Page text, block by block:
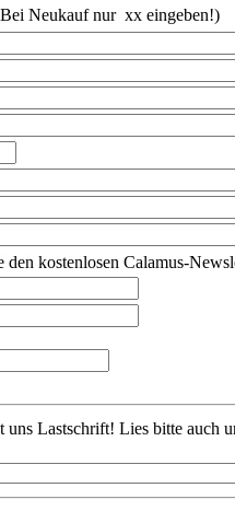
Neukauf nur xx eingeben!)
den kostenlosen Calamus-
uns Lastschrift! Lies bitte auch